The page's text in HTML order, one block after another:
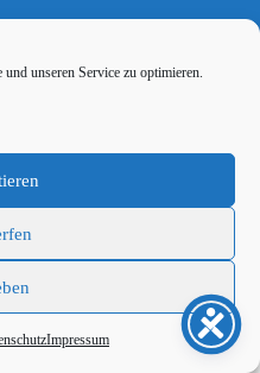
unseren Service zu optimieren.
Impressum